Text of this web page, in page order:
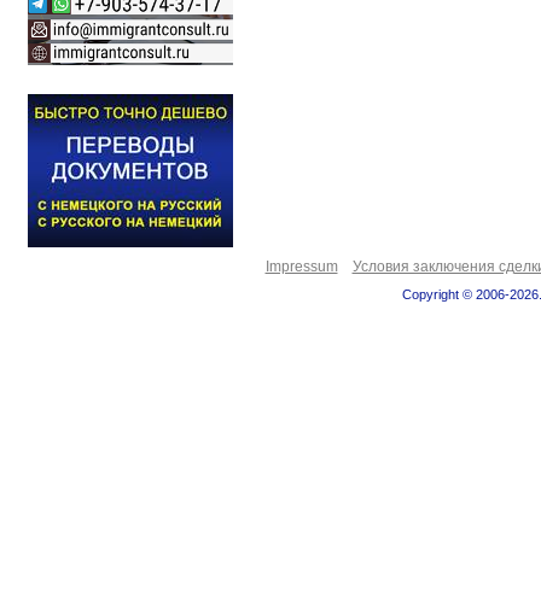
Impressum Условия заключения
Copyright © 2006-